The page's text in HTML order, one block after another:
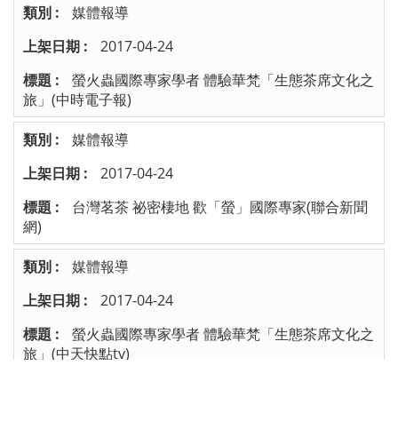
媒體報導
2017-04-24
螢火蟲國際專家學者 體驗華梵「生態茶席文化之
旅」(中時電子報)
媒體報導
2017-04-24
台灣茗茶 祕密棲地 歡「螢」國際專家(聯合新聞
網)
媒體報導
2017-04-24
螢火蟲國際專家學者 體驗華梵「生態茶席文化之
旅」(中天快點tv)